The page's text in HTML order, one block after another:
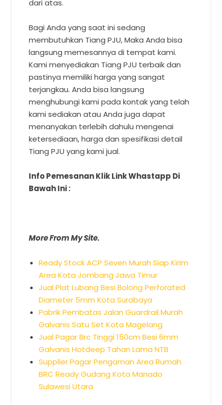
dari atas.
Bagi Anda yang saat ini sedang
membutuhkan Tiang PJU, Maka Anda bisa
langsung memesannya di tempat kami.
Kami menyediakan Tiang PJU terbaik dan
pastinya memiliki harga yang sangat
terjangkau. Anda bisa langsung
menghubungi kami pada kontak yang telah
kami sediakan atau Anda juga dapat
menanyakan terlebih dahulu mengenai
ketersediaan, harga dan spesifikasi detail
Tiang PJU yang kami jual.
Info Pemesanan Klik Link Whastapp Di
Bawah Ini :
More From My Site.
Ready Stock ACP Seven Murah Siap Kirim
Area Kota Jombang Jawa Timur
Jual Plat Lubang Besi Bolong Perforated
Diameter 5mm Kota Surabaya
Pabrik Pembatas Jalan Guardrail Murah
Galvanis Satu Set Kota Magelang
Jual Pagar Brc Tinggi 150cm Besi 6mm
Galvanis Hotdeep Tahan Lama NTB
Supplier Pagar Pengaman Area Rumah
BRC Ready Gudang Kota Manado
Sulawesi Utara